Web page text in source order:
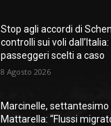
Stop agli accordi di
controlli sui voli
passeggeri scelti a caso
8 Agosto 2026
Marcinelle, settantesimo
Mattarella: “Flussi